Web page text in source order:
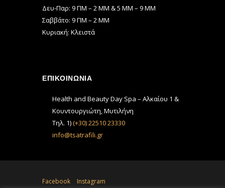
Δευ-Παρ: 9 ΠΜ – 2 ΜΜ & 5 ΜΜ – 9 ΜΜ
Σαββάτο: 9 ΠΜ – 2 ΜΜ
Κυριακή: Κλειστά
ΕΠΙΚΟΙΝΩΝΙΑ
Health and Beauty Day Spa – Αλκαίου 1 &
Κουντουργιώτη, Μυτιλήνη
Τηλ. 1)(+30) 22510 23330
info@tsatrafili.gr
Facebook Instagram